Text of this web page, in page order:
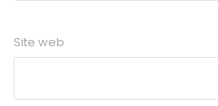
Site web